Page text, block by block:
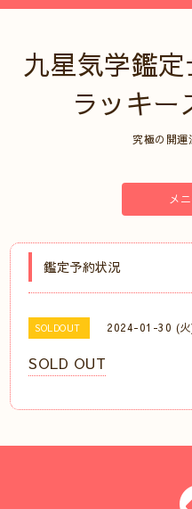
九星気学鑑
ラッキー
究極の開運
メ
鑑定予約状況
SOLDOUT 2024-01-30 (火
SOLD OUT